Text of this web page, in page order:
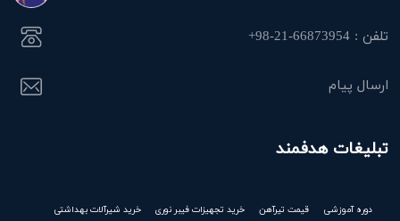
تلفن : 66873954-21-98+
ارسال پیام
تبلیغات هدفمند
دوره آموزشی قیمت تیرآهن خرید تجهیزات فیبر نوری خرید شیرآلات بهداشتی